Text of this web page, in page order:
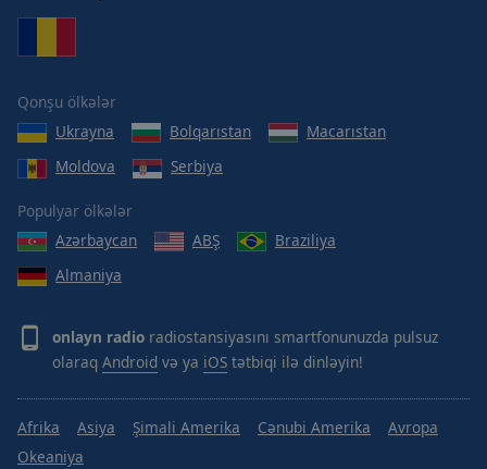
Qonşu ölkələr
Ukrayna
Bolqarıstan
Macarıstan
Moldova
Serbiya
Populyar ölkələr
Azərbaycan
ABŞ
Braziliya
Almaniya
onlayn radio radiostansiyasını smartfonunuzda pulsuz
olaraq Android və ya iOS tətbiqi ilə dinləyin!
Afrika Asiya Şimali Amerika Cənubi Amerika
Avropa
Okeaniya